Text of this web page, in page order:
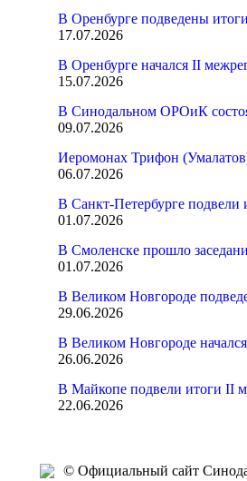
В Оренбурге подведены
17.07.2026
В Оренбурге начался II
15.07.2026
В Синодальном ОРОиК
09.07.2026
Иеромонах Трифон
06.07.2026
В Санкт-Петербурге подвели
01.07.2026
В Смоленске прошло
01.07.2026
В Великом Новгороде
29.06.2026
В Великом Новгороде
26.06.2026
В Майкопе подвели итоги II
22.06.2026
© Официальный сайт